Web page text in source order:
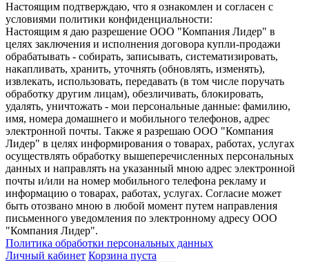
Настоящим подтверждаю, что я ознакомлен и согласен с
условиями политики конфиденциальности:
Настоящим я даю разрешение ООО "Компания Лидер" в
целях заключения и исполнения договора купли-продажи
обрабатывать - собирать, записывать, систематизировать,
накапливать, хранить, уточнять (обновлять, изменять),
извлекать, использовать, передавать (в том числе поручать
обработку другим лицам), обезличивать, блокировать,
удалять, уничтожать - мои персональные данные: фамилию,
имя, номера домашнего и мобильного телефонов, адрес
электронной почты. Также я разрешаю ООО "Компания
Лидер" в целях информирования о товарах, работах, услугах
осуществлять обработку вышеперечисленных персональных
данных и направлять на указанный мною адрес электронной
почты и/или на номер мобильного телефона рекламу и
информацию о товарах, работах, услугах. Согласие может
быть отозвано мною в любой момент путем направления
письменного уведомления по электронному адресу ООО
"Компания Лидер".
Политика обработки персональных данных
Личный кабинет Корзина пуста